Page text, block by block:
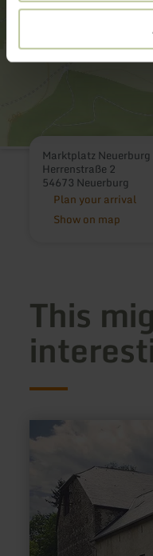
Marktplatz
Herrenstraße 2
54673 Neuerburg
Plan your arrival
Show on map
This
more
Lissingen